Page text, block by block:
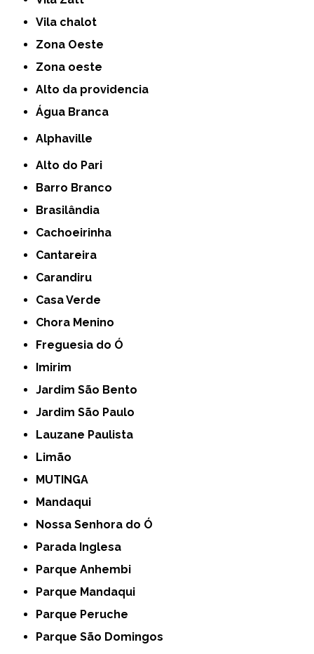
Vila chalot
Zona Oeste
Zona oeste
alto da providencia
Água Branca
Alphaville
Alto do Pari
Barro Branco
Brasilândia
Cachoeirinha
Cantareira
Carandiru
Casa Verde
Chora Menino
Freguesia do Ó
Imirim
Jardim São Bento
Jardim São Paulo
Lauzane Paulista
Limão
MUTINGA
Mandaqui
Nossa Senhora do Ó
Parada Inglesa
Parque Anhembi
Parque Mandaqui
Parque Peruche
Parque São Domingos